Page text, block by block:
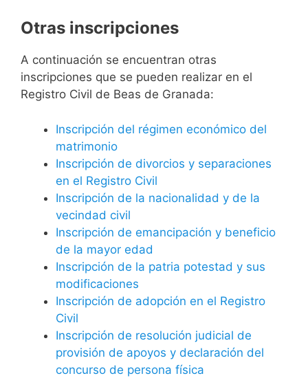
Otras inscripciones
A continuación se encuentran otras
inscripciones que se pueden realizar en el
Registro Civil de Beas de Granada:
Inscripción del régimen económico del
matrimonio
Inscripción de divorcios y separaciones
en el Registro Civil
Inscripción de la nacionalidad y de la
vecindad civil
Inscripción de emancipación y beneficio
de la mayor edad
Inscripción de la patria potestad y sus
modificaciones
Inscripción de adopción en el Registro
Civil
Inscripción de resolución judicial de
provisión de apoyos y declaración del
concurso de persona física